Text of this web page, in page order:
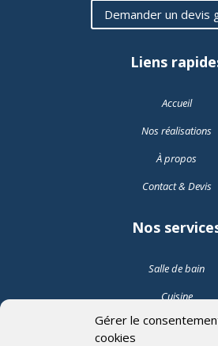
Gérer le
cookies
Demander un devis
Liens
Accueil
Nos réalisations
À propos
Contact & Devis
Nos
Salle de bain
Cuisine
Pose de carrelage